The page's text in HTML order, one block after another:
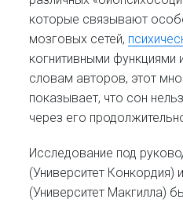
которые связывают
мозговых сетей,
когнитивными
словам авторов, этот
показывает, что сон
через его
Исследование под
(Университет Конкордия)
(Университет Макгилла)